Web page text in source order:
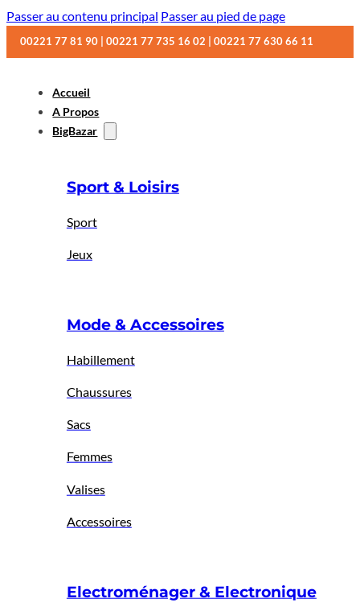
Passer au contenu principal Passer au pied de page
00221 77 81 90 | 00221 77 735 16 02 | 00221 77 630 66 11
Accueil
A Propos
BigBazar
Sport & Loisirs
Sport
Jeux
Mode & Accessoires
Habillement
Chaussures
Sacs
Femmes
Valises
Accessoires
Electroménager & Electronique